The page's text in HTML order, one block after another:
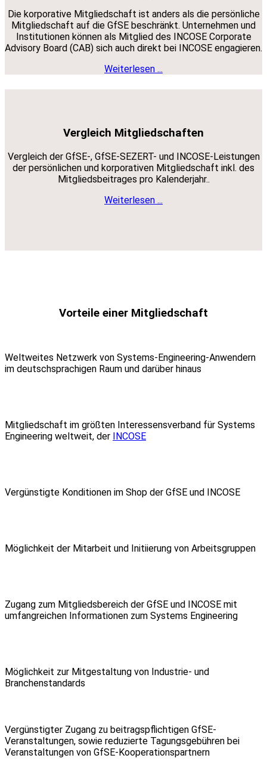
Die korporative Mitgliedschaft ist anders als die persönliche
Mitgliedschaft auf die GfSE beschränkt. Unternehmen und
Institutionen können als Mitglied des INCOSE Corporate
Advisory Board (CAB) sich auch direkt bei INCOSE engagieren.
Weiterlesen ...
Vergleich Mitgliedschaften
Vergleich der GfSE-, GfSE-SEZERT- und INCOSE-Leistungen
der persönlichen und korporativen Mitgliedschaft inkl. des
Mitgliedsbeitrages pro Kalenderjahr..
Weiterlesen ...
Vorteile einer Mitgliedschaft
Weltweites Netzwerk von Systems-Engineering-Anwendern
im deutschsprachigen Raum und darüber hinaus
Mitgliedschaft im größten Interessensverband für Systems
Engineering weltweit, der INCOSE
Vergünstigte Konditionen im Shop der GfSE und INCOSE
Möglichkeit der Mitarbeit und Initiierung von Arbeitsgruppen
Zugang zum Mitgliedsbereich der GfSE und INCOSE mit
umfangreichen Informationen zum Systems Engineering
Möglichkeit zur Mitgestaltung von Industrie- und
Branchenstandards
Vergünstigter Zugang zu beitragspflichtigen GfSE-
Veranstaltungen, sowie reduzierte Tagungsgebühren bei
Veranstaltungen von GfSE-Kooperationspartnern